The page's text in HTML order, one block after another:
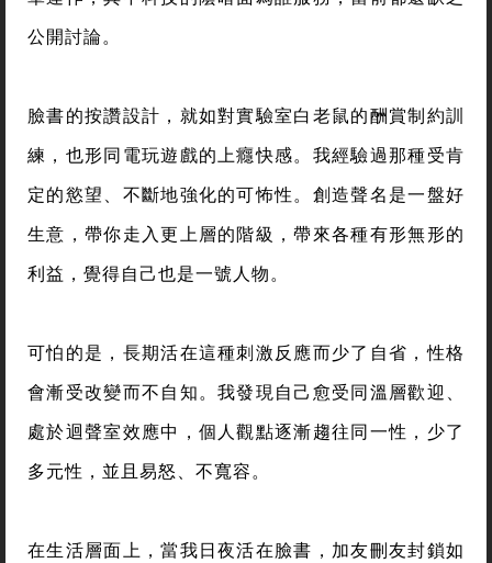
公開討論。
臉書的按讚設計，就如對實驗室白老鼠的酬賞制約訓
練，也形同電玩遊戲的上癮快感。我經驗過那種受肯
定的慾望、不斷地強化的可怖性。創造聲名是一盤好
生意，帶你走入更上層的階級，帶來各種有形無形的
利益，覺得自己也是一號人物。
可怕的是，長期活在這種刺激反應而少了自省，性格
會漸受改變而不自知。我發現自己愈受同溫層歡迎、
處於迴聲室效應中，個人觀點逐漸趨往同一性，少了
多元性，並且易怒、不寬容。
在生活層面上，當我日夜活在臉書，加友刪友封鎖如